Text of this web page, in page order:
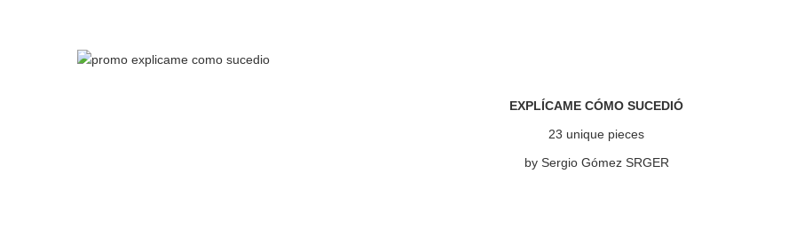
EXPLÍCAME CÓMO SUCEDIÓ
23 unique pieces
by Sergio Gómez SRGER